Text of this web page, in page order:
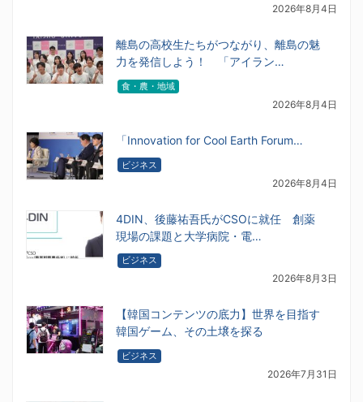
2026年8月4日
離島の高校生たちがつながり、離島の魅
力を発信しよう！ 「アイラン…
食・農・地域
2026年8月4日
「Innovation for Cool Earth Forum…
ビジネス
2026年8月4日
4DIN、後藤祐吾氏がCSOに就任 創薬
現場の課題と大学病院・電…
ビジネス
2026年8月3日
【韓国コンテンツの底力】世界を目指す
韓国ゲーム、その土壌を探る
ビジネス
2026年7月31日